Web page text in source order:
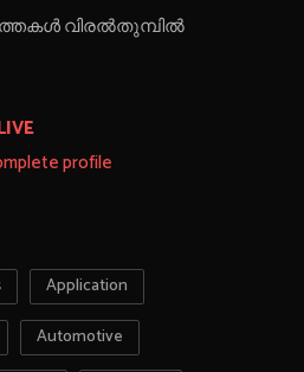
വിരൽതുമ്പിൽ
profile
Application
Automotive